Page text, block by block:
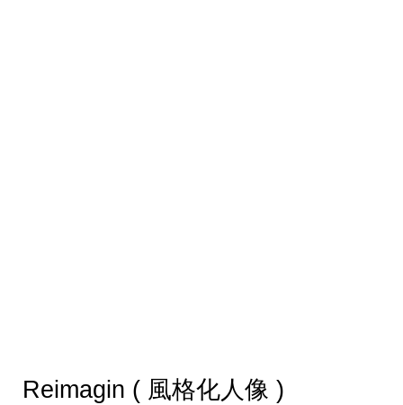
Reimagin ( 風格化人像 )